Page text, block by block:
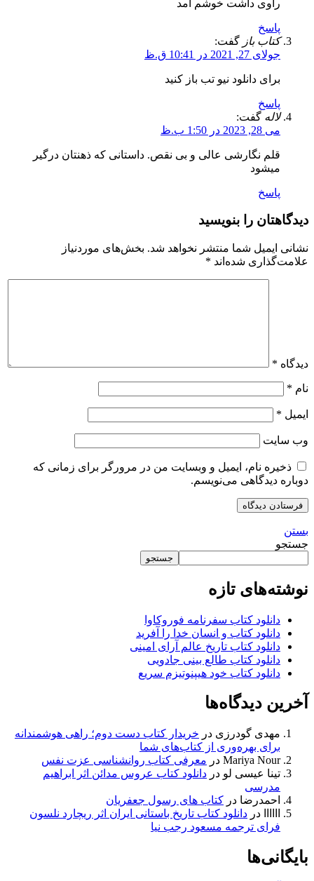
راوی داشت خوشم امد
پاسخ
کتاب باز گفت:
جولای 27, 2021 در 10:41 ق.ظ
برای دانلود نیو تب باز کنید
پاسخ
لاله گفت:
می 28, 2023 در 1:50 ب.ظ
قلم نگارشی عالی و بی نقص. داستانی که ذهنتان درگیر
میشود
پاسخ
دیدگاهتان را بنویسید
نشانی ایمیل شما منتشر نخواهد شد. بخش‌های موردنیاز
علامت‌گذاری شده‌اند *
دیدگاه *
نام *
ایمیل *
وب‌ سایت
ذخیره نام، ایمیل و وبسایت من در مرورگر برای زمانی که
دوباره دیدگاهی می‌نویسم.
بستن
جستجو
جستجو
نوشته‌های تازه
دانلود کتاب سفرنامه فوروکاوا
دانلود کتاب و انسان خدا را آفرید
دانلود کتاب تاریخ عالم آرای امینی
دانلود کتاب طالع بینی جادویی
دانلود کتاب خود هیپنوتیزم سریع
آخرین دیدگاه‌ها
مهدی گودرزی در خریدار کتاب دست دوم؛ راهی هوشمندانه
برای بهره‌وری از کتاب‌های شما
Mariya Nour در معرفی کتاب روانشناسی عزت نفس
تینا عیسی لو در دانلود کتاب عروس مدائن اثر ابراهیم
مدرسی
احمدرضا در کتاب های رسول جعفریان
در دانلود کتاب تاریخ باستانی ایران اثر ریچارد نلسون
فرای ترجمه مسعود رجب نیا
بایگانی‌ها